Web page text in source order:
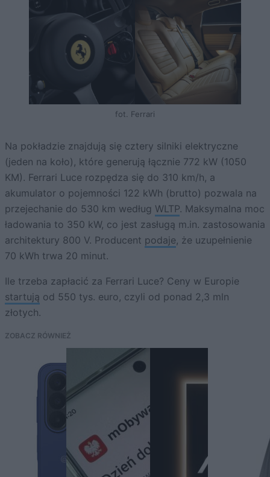
fot. Ferrari
Na pokładzie znajdują się cztery silniki elektryczne
(jeden na koło), które generują łącznie 772 kW (1050
KM). Ferrari Luce rozpędza się do 310 km/h, a
akumulator o pojemności 122 kWh (brutto) pozwala na
przejechanie do 530 km według WLTP. Maksymalna moc
ładowania to 350 kW, co jest zasługą m.in. zastosowania
architektury 800 V. Producent podaje, że uzupełnienie
70 kWh trwa 20 minut.
Ile trzeba zapłacić za Ferrari Luce? Ceny w Europie
startują od 550 tys. euro, czyli od ponad 2,3 mln
złotych.
ZOBACZ RÓWNIEŻ